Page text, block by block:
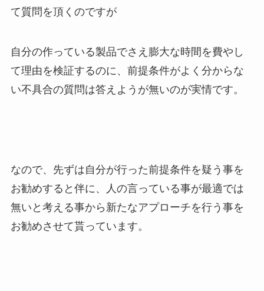
て質問を頂くのですが
自分の作っている製品でさえ膨大な時間を費やし
て理由を検証するのに、前提条件がよく分からな
い不具合の質問は答えようが無いのが実情です。
なので、先ずは自分が行った前提条件を疑う事を
お勧めすると伴に、人の言っている事が最適では
無いと考える事から新たなアプローチを行う事を
お勧めさせて貰っています。